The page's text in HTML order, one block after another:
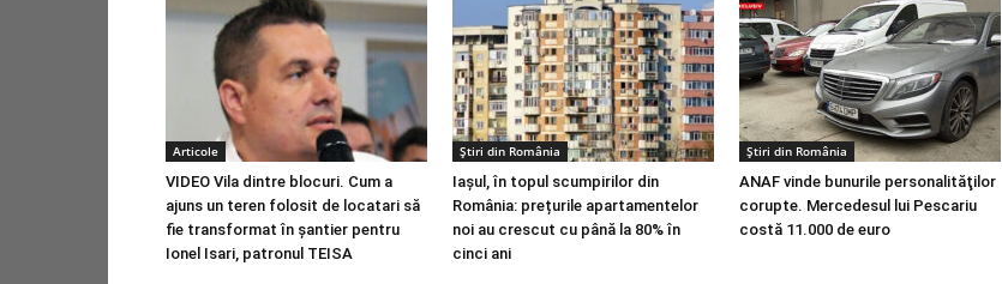
Articole
VIDEO Vila dintre blocuri. Cum a
ajuns un teren folosit de locatari să
fie transformat în șantier pentru
Ionel Isari, patronul TEISA
Știri din România
Iașul, în topul scumpirilor din
România: prețurile apartamentelor
noi au crescut cu până la 80% în
cinci ani
Știri din România
ANAF vinde bunurile personalităţilor
corupte. Mercedesul lui Pescariu
costă 11.000 de euro